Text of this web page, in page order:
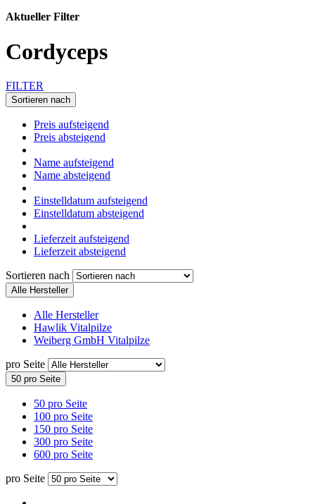
Aktueller Filter
Cordyceps
FILTER
Sortieren nach
Preis aufsteigend
Preis absteigend
Name aufsteigend
Name absteigend
Einstelldatum aufsteigend
Einstelldatum absteigend
Lieferzeit aufsteigend
Lieferzeit absteigend
Sortieren nach
Alle Hersteller
Alle Hersteller
Hawlik Vitalpilze
Weiberg GmbH Vitalpilze
pro Seite
50 pro Seite
50 pro Seite
100 pro Seite
150 pro Seite
300 pro Seite
600 pro Seite
pro Seite